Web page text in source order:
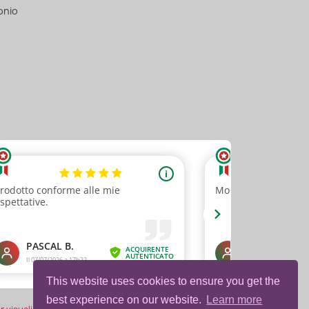
This website uses cookies to ensure you get the
best experience on our website.
Learn more